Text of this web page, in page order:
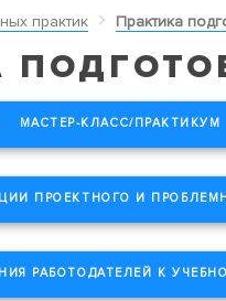
практик Практика
МАСТЕР-КЛАСС/ПРАКТИКУМ
ПРОЕКТНОГО И
РАБОТОДАТЕЛЕЙ К